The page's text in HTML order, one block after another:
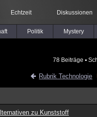
Echtzeit Diskussionen
Politik Mystery
78 Beiträge ▪
Rubrik Technologie
zu Kunststoff